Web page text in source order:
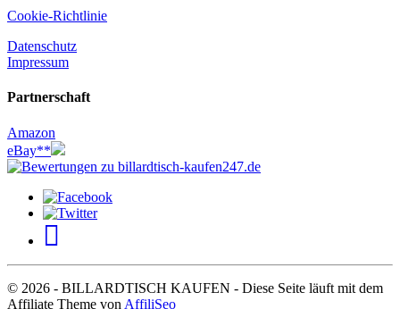
Cookie-Richtlinie
Datenschutz
Impressum
Partnerschaft
Amazon
eBay**
© 2026 - BILLARDTISCH KAUFEN - Diese Seite läuft mit dem
Affiliate Theme von AffiliSeo